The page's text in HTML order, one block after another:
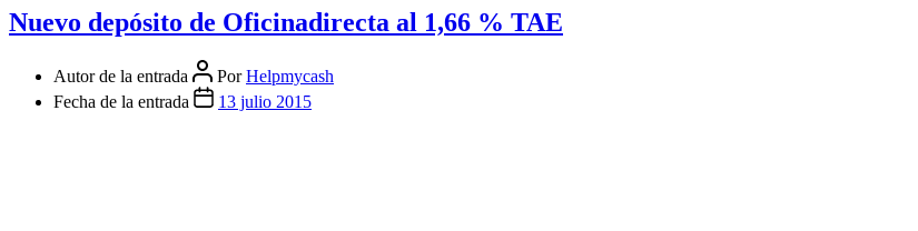
Nuevo depósito de Oficinadirecta al 1,66 % TAE
Autor de la entrada PorHelpmycash
Fecha de la entrada
13 julio 2015